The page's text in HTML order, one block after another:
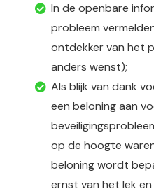
In de openbare
probleem
ontdekker van het
anders wenst);
Als blijk van dank
een beloning aan
op de hoogte
beloning wordt
ernst van het lek